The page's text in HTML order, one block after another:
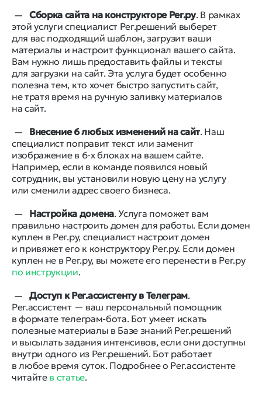
Сборка сайта на конструкторе Рег.ру. В рамках
этой услуги специалист Рег.решений выберет
для вас подходящий шаблон, загрузит ваши
материалы и настроит функционал вашего сайта.
Вам нужно лишь предоставить файлы и тексты
для загрузки на сайт. Эта услуга будет особенно
полезна тем, кто хочет быстро запустить сайт,
не тратя время на ручную заливку материалов
на сайт.
Внесение 6 любых изменений на сайт. Наш
специалист поправит текст или заменит
изображение в 6-х блоках на вашем сайте.
Например, если в команде появился новый
сотрудник, вы установили новую цену на услугу
или сменили адрес своего бизнеса.
Настройка домена. Услуга поможет вам
правильно настроить домен для работы. Если домен
куплен в Рег.ру, специалист настроит домен
и привяжет его к конструктору Рег.ру. Если домен
куплен не в Рег.ру, вы можете его перенести в Рег.ру
по инструкции.
Доступ к Рег.ассистенту в Телеграм.
Рег.ассистент — ваш персональный помощник
в формате телеграм-бота. Бот умеет искать
полезные материалы в Базе знаний Рег.решений
и высылать задания интенсивов, если они доступны
внутри одного из Рег.решений. Бот работает
в любое время суток. Подробнее о Рег.ассистенте
читайте в статье.